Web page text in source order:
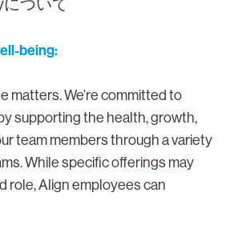
ついて
being:
matters. We’re committed to
supporting the health, growth,
team members through a variety
While specific offerings may
role, Align employees can